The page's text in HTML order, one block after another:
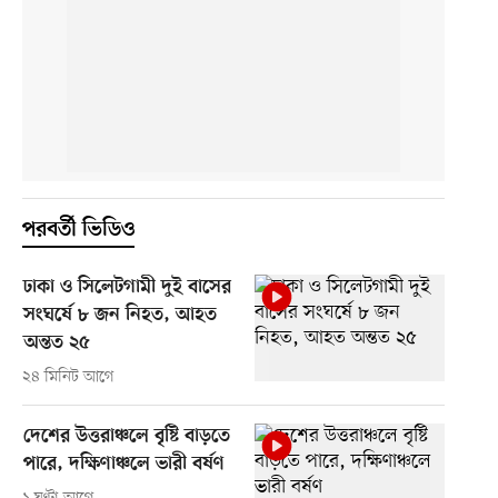
পরবর্তী ভিডিও
ঢাকা ও সিলেটগামী দুই বাসের
সংঘর্ষে ৮ জন নিহত, আহত
অন্তত ২৫
২৪ মিনিট আগে
দেশের উত্তরাঞ্চলে বৃষ্টি বাড়তে
পারে, দক্ষিণাঞ্চলে ভারী বর্ষণ